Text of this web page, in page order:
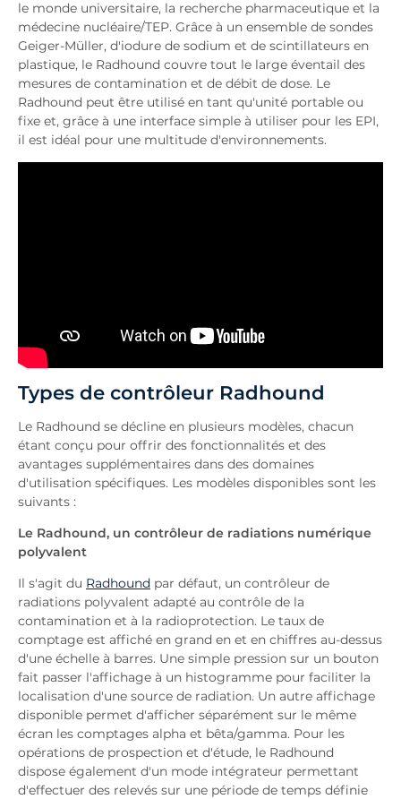
le monde universitaire, la recherche pharmaceutique et la
médecine nucléaire/TEP. Grâce à un ensemble de sondes
Geiger-Müller, d'iodure de sodium et de scintillateurs en
plastique, le Radhound couvre tout le large éventail des
mesures de contamination et de débit de dose. Le
Radhound peut être utilisé en tant qu'unité portable ou
fixe et, grâce à une interface simple à utiliser pour les EPI,
il est idéal pour une multitude d'environnements.
Types de contrôleur Radhound
Le Radhound se décline en plusieurs modèles, chacun
étant conçu pour offrir des fonctionnalités et des
avantages supplémentaires dans des domaines
d'utilisation spécifiques. Les modèles disponibles sont les
suivants :
Le Radhound, un contrôleur de radiations numérique
polyvalent
Il s'agit du Radhound par défaut, un contrôleur de
radiations polyvalent adapté au contrôle de la
contamination et à la radioprotection. Le taux de
comptage est affiché en grand en et en chiffres au-dessus
d'une échelle à barres. Une simple pression sur un bouton
fait passer l'affichage à un histogramme pour faciliter la
localisation d'une source de radiation. Un autre affichage
disponible permet d'afficher séparément sur le même
écran les comptages alpha et bêta/gamma. Pour les
opérations de prospection et d'étude, le Radhound
dispose également d'un mode intégrateur permettant
d'effectuer des relevés sur une période de temps définie